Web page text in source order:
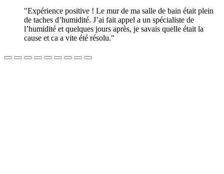
"Expérience positive ! Le mur de ma salle de bain était plein
de taches d’humidité. J’ai fait appel a un spécialiste de
l’humidité et quelques jours après, je savais quelle était la
cause et ca a vite été résolu."